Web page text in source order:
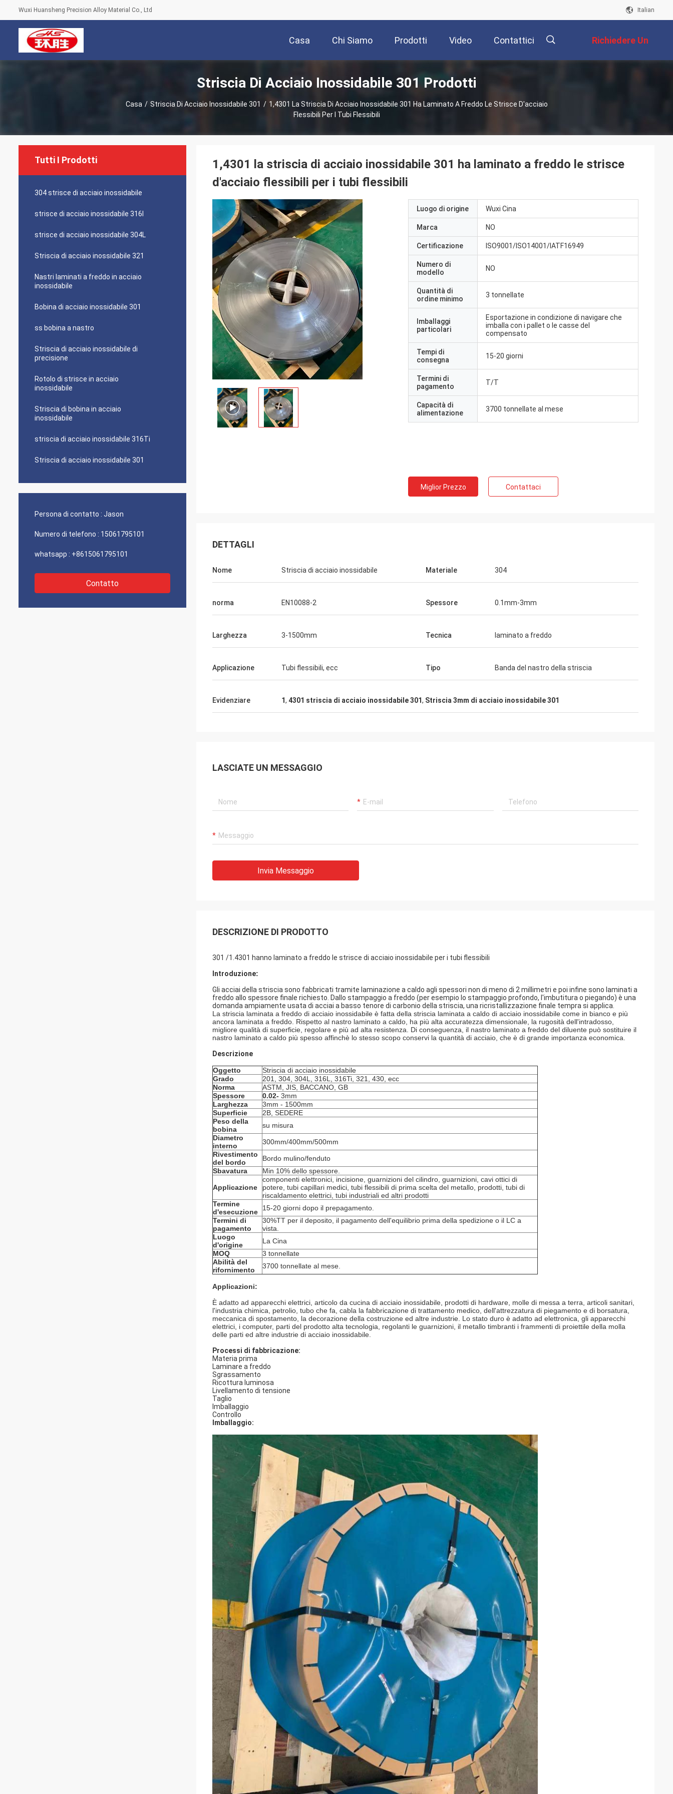
Wuxi Huansheng Precision Alloy Material Co., Ltd Italian
Casa Chi Siamo Prodotti Video Contattici Richiedere Un
Preventivo
Striscia Di Acciaio Inossidabile 301 Prodotti
Casa / Striscia Di Acciaio Inossidabile 301 / 1,4301 La Striscia Di Acciaio Inossidabile 301 Ha Laminato A Freddo Le Strisce D'acciaio
Flessibili Per I Tubi Flessibili
Tutti I Prodotti
304 strisce di acciaio inossidabile
strisce di acciaio inossidabile 316l
strisce di acciaio inossidabile 304L
Striscia di acciaio inossidabile 321
Nastri laminati a freddo in acciaio
inossidabile
Bobina di acciaio inossidabile 301
ss bobina a nastro
Striscia di acciaio inossidabile di
precisione
Rotolo di strisce in acciaio
inossidabile
Striscia di bobina in acciaio
inossidabile
striscia di acciaio inossidabile 316Ti
Striscia di acciaio inossidabile 301
Persona di contatto : Jason
Numero di telefono : 15061795101
whatsapp : +8615061795101
Contatto
1,4301 la striscia di acciaio inossidabile 301 ha laminato a freddo le strisce
d'acciaio flessibili per i tubi flessibili
Luogo di origine Wuxi Cina
Marca NO
Certificazione ISO9001/ISO14001/IATF16949
Numero di
modello
NO
Quantità di
ordine minimo
3 tonnellate
Imballaggi
particolari
Esportazione in condizione di navigare che
imballa con i pallet o le casse del
compensato
Tempi di
consegna
15-20 giorni
Termini di
pagamento
T/T
Capacità di
alimentazione
3700 tonnellate al mese
Miglior Prezzo Contattaci
DETTAGLI
Nome Striscia di acciaio inossidabile Materiale 304
norma EN10088-2 Spessore 0.1mm-3mm
Larghezza 3-1500mm Tecnica laminato a freddo
Applicazione Tubi flessibili, ecc Tipo Banda del nastro della striscia
Evidenziare 1, 4301 striscia di acciaio inossidabile 301, Striscia 3mm di acciaio inossidabile 301
LASCIATE UN MESSAGGIO
Invia Messaggio
DESCRIZIONE DI PRODOTTO
301 /1.4301 hanno laminato a freddo le strisce di acciaio inossidabile per i tubi flessibili
Introduzione:
Gli acciai della striscia sono fabbricati tramite laminazione a caldo agli spessori non di meno di 2 millimetri e poi infine sono laminati a
freddo allo spessore finale richiesto. Dallo stampaggio a freddo (per esempio lo stampaggio profondo, l'imbutitura o piegando) è una
domanda ampiamente usata di acciai a basso tenore di carbonio della striscia, una ricristallizzazione finale tempra si applica.
La striscia laminata a freddo di acciaio inossidabile è fatta della striscia laminata a caldo di acciaio inossidabile come in bianco e più
ancora laminata a freddo. Rispetto al nastro laminato a caldo, ha più alta accuratezza dimensionale, la rugosità dell'intradosso,
migliore qualità di superficie, regolare e più ad alta resistenza. Di conseguenza, il nastro laminato a freddo del diluente può sostituire il
nastro laminato a caldo più spesso affinchè lo stesso scopo conservi la quantità di acciaio, che è di grande importanza economica.
Descrizione
Oggetto
Striscia di acciaio inossidabile
Grado
201, 304, 304L, 316L, 316Ti, 321, 430, ecc
Norma
ASTM, JIS, BACCANO, GB
Spessore
0.02- 3mm
Larghezza
3mm - 1500mm
Superficie
2B, SEDERE
Peso della
bobina
su misura
Diametro
interno
300mm/400mm/500mm
Rivestimento
del bordo
Bordo mulino/fenduto
Sbavatura
Min 10% dello spessore.
Applicazione
componenti elettronici, incisione, guarnizioni del cilindro, guarnizioni, cavi ottici di
potere, tubi capillari medici, tubi flessibili di prima scelta del metallo, prodotti, tubi di
riscaldamento elettrici, tubi industriali ed altri prodotti
Termine
d'esecuzione
15-20 giorni dopo il prepagamento.
Termini di
pagamento
30%TT per il deposito, il pagamento dell'equilibrio prima della spedizione o il LC a
vista.
Luogo
d'origine
La Cina
MOQ
3 tonnellate
Abilità del
rifornimento
3700 tonnellate al mese.
Applicazioni:
È adatto ad apparecchi elettrici, articolo da cucina di acciaio inossidabile, prodotti di hardware, molle di messa a terra, articoli sanitari,
l'industria chimica, petrolio, tubo che fa, cabla la fabbricazione di trattamento medico, dell'attrezzatura di piegamento e di borsatura,
meccanica di spostamento, la decorazione della costruzione ed altre industrie. Lo stato duro è adatto ad elettronica, gli apparecchi
elettrici, i computer, parti del prodotto alta tecnologia, regolanti le guarnizioni, il metallo timbranti i frammenti di proiettile della molla
delle parti ed altre industrie di acciaio inossidabile.
Processi di fabbricazione:
Materia prima
Laminare a freddo
Sgrassamento
Ricottura luminosa
Livellamento di tensione
Taglio
Imballaggio
Controllo
Imballaggio: